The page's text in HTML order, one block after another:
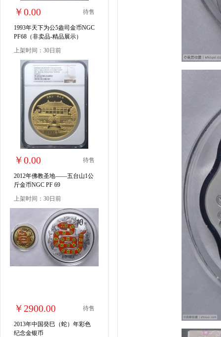
￥0.00 待售
1993年天下为公5盎司金币NGC
PF68（非卖品-精品展示）
上架时间：30日前
￥0.00 待售
2012年佛教圣地——五台山1公
斤金币NGC PF 69
上架时间：30日前
￥2900.00 待售
2013年中国癸巳（蛇）年彩色
纪念金银币